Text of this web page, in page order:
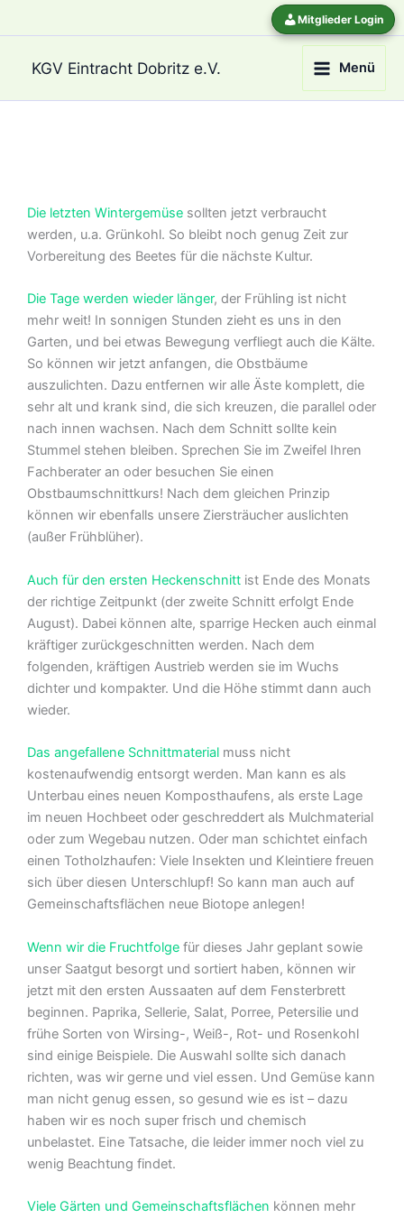
Inhalt
Mitglieder Login
KGV Eintracht Dobritz e.V. Menü
Die letzten Wintergemüsesollten jetzt verbraucht
werden, u.a. Grünkohl. So bleibt noch genug Zeit zur
Vorbereitung des Beetes für die nächste Kultur.
Die Tage werden wieder länger, der Frühling ist nicht
mehr weit! In sonnigen Stunden zieht es uns in den
Garten, und bei etwas Bewegung verfliegt auch die Kälte.
So können wir jetzt anfangen, die Obstbäume
auszulichten. Dazu entfernen wir alle Äste komplett, die
sehr alt und krank sind, die sich kreuzen, die parallel oder
nach innen wachsen. Nach dem Schnitt sollte kein
Stummel stehen bleiben. Sprechen Sie im Zweifel Ihren
Fachberater an oder besuchen Sie einen
Obstbaumschnittkurs! Nach dem gleichen Prinzip
können wir ebenfalls unsere Ziersträucher auslichten
(außer Frühblüher).
Auch für den ersten Heckenschnittist Ende des Monats
der richtige Zeitpunkt (der zweite Schnitt erfolgt Ende
August). Dabei können alte, sparrige Hecken auch einmal
kräftiger zurückgeschnitten werden. Nach dem
folgenden, kräftigen Austrieb werden sie im Wuchs
dichter und kompakter. Und die Höhe stimmt dann auch
wieder.
Das angefallene Schnittmaterialmuss nicht
kostenaufwendig entsorgt werden. Man kann es als
Unterbau eines neuen Komposthaufens, als erste Lage
im neuen Hochbeet oder geschreddert als Mulchmaterial
oder zum Wegebau nutzen. Oder man schichtet einfach
einen Totholzhaufen: Viele Insekten und Kleintiere freuen
sich über diesen Unterschlupf! So kann man auch auf
Gemeinschaftsflächen neue Biotope anlegen!
Wenn wir die Fruchtfolgefür dieses Jahr geplant sowie
unser Saatgut besorgt und sortiert haben, können wir
jetzt mit den ersten Aussaaten auf dem Fensterbrett
beginnen. Paprika, Sellerie, Salat, Porree, Petersilie und
frühe Sorten von Wirsing-, Weiß-, Rot- und Rosenkohl
sind einige Beispiele. Die Auswahl sollte sich danach
richten, was wir gerne und viel essen. Und Gemüse kann
man nicht genug essen, so gesund wie es ist – dazu
haben wir es noch super frisch und chemisch
unbelastet. Eine Tatsache, die leider immer noch viel zu
wenig Beachtung findet.
Viele Gärten und Gemeinschaftsflächen können mehr